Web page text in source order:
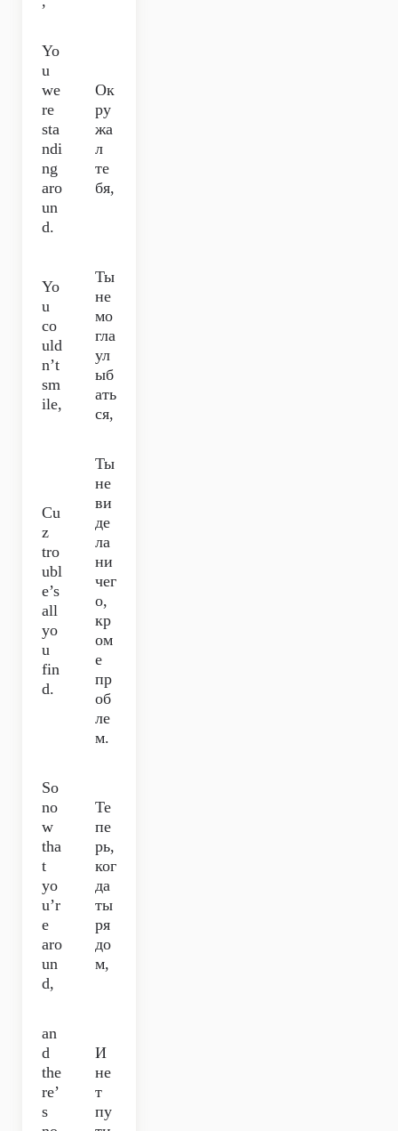
Yo
u
we
re
sta
ndi
ng
aro
un
d.
Ок
ру
жа
л
те
бя,
Yo
u
co
uld
n’t
sm
ile,
Ты
не
мо
гла
ул
ыб
ать
ся,
Cu
z
tro
ubl
e’s
all
yo
u
fin
d.
Ты
не
ви
де
ла
ни
чег
о,
кр
ом
е
пр
об
ле
м.
So
no
w
tha
t
yo
u’r
e
aro
un
d,
Те
пе
рь,
ког
да
ты
ря
до
м,
an
d
the
re’
s
И
не
т
пу